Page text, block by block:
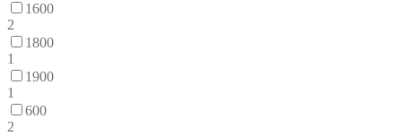
1600
2
1800
1
1900
1
600
2